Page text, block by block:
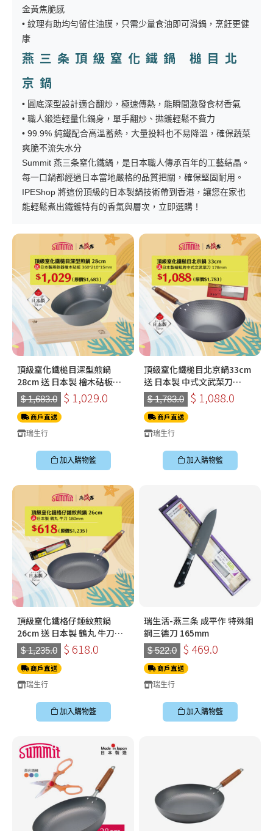
金黃焦脆感
• 紋理有助均勻留住油膜，只需少量食油即可滑鍋，烹飪更健
康
燕三条頂級窒化鐵鍋 槌目北
京鍋
• 圓底深型設計適合翻炒，極速傳熱，能瞬間激發食材香氣
• 職人鍛造輕量化鍋身，單手翻炒、拋鑊輕鬆不費力
• 99.9% 純鐵配合高溫蓄熱，大量投料也不易降溫，確保蔬菜
爽脆不流失水分
Summit 燕三条窒化鐵鍋，是日本職人傳承百年的工藝結晶。
每一口鍋都經過日本當地嚴格的品質把關，確保堅固耐用。
IPEShop 將這份頂級的日本製鍋技術帶到香港，讓您在家也
能輕鬆煮出鐵鑊特有的香氣與層次，立即選購！
頂級窒化鐵槌目深型煎鍋
28cm 送 日本製 檜木砧板
360*210*15mm
$ 1,683.0 $ 1,029.0
商戶直送
瑞生行
加入購物籃
頂級窒化鐵槌目北京鍋33cm
送 日本製 中式文武菜刀
178mm
$ 1,783.0 $ 1,088.0
商戶直送
瑞生行
加入購物籃
頂級窒化鐵格仔錘紋煎鍋
26cm 送 日本製 鶴丸 牛刀
180mm
$ 1,235.0 $ 618.0
商戶直送
瑞生行
加入購物籃
瑞生活-燕三条 成平作 特殊鉬
鋼三德刀 165mm
$ 522.0 $ 469.0
商戶直送
瑞生行
加入購物籃